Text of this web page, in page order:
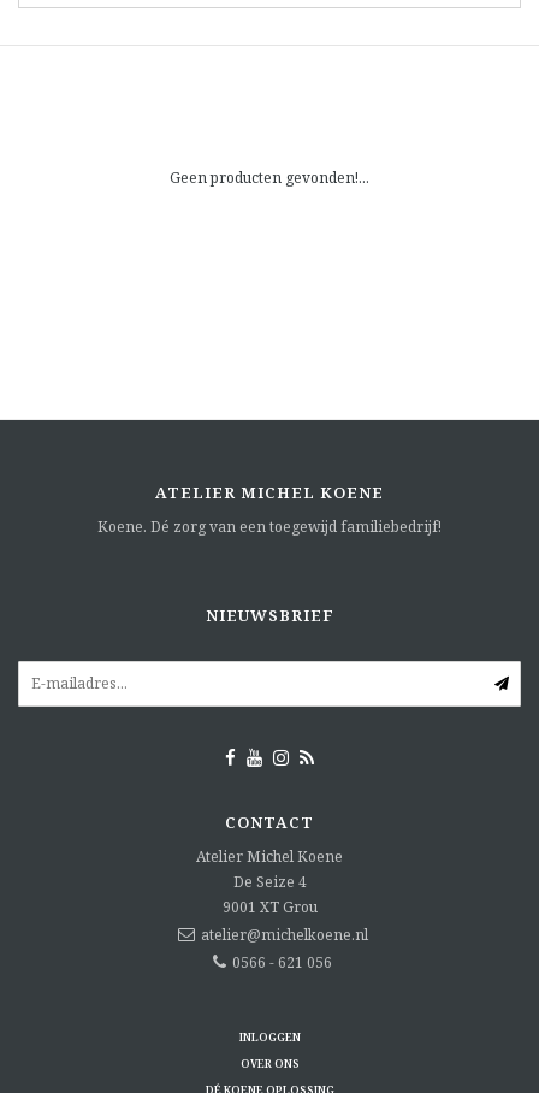
Geen producten gevonden!...
ATELIER MICHEL KOENE
Koene. Dé zorg van een toegewijd familiebedrijf!
NIEUWSBRIEF
CONTACT
Atelier Michel Koene
De Seize 4
9001 XT Grou
atelier@michelkoene.nl
0566 - 621 056
INLOGGEN
OVER ONS
DÉ KOENE OPLOSSING